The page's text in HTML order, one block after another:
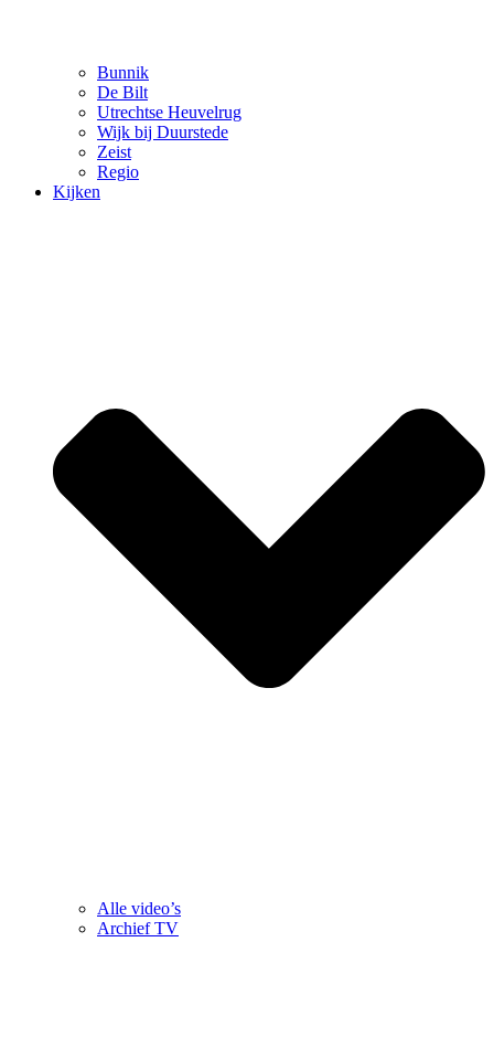
Bunnik
De Bilt
Utrechtse Heuvelrug
Wijk bij Duurstede
Zeist
Regio
Kijken
Alle video’s
Archief TV